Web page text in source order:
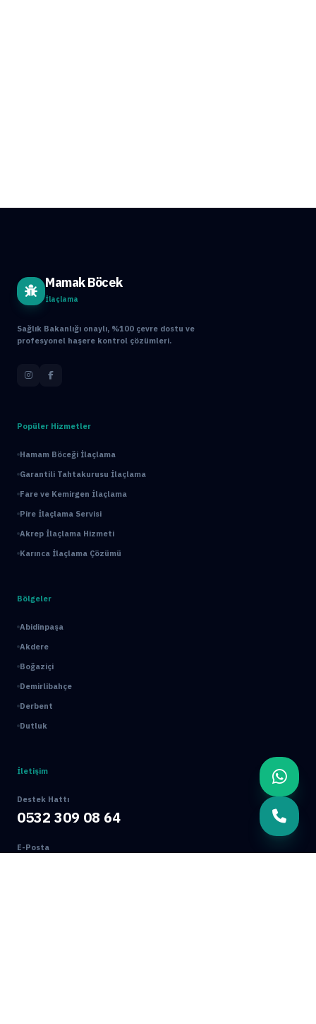
Mamak Böcek
İlaçlama
Sağlık Bakanlığı onaylı, %100 çevre dostu ve
profesyonel haşere kontrol çözümleri.
Popüler Hizmetler
Hamam Böceği İlaçlama
Garantili Tahtakurusu İlaçlama
Fare ve Kemirgen İlaçlama
Pire İlaçlama Servisi
Akrep İlaçlama Hizmeti
Karınca İlaçlama Çözümü
Bölgeler
Abidinpaşa
Akdere
Boğaziçi
Demirlibahçe
Derbent
Dutluk
İletişim
Destek Hattı
0532 309 08 64
E-Posta